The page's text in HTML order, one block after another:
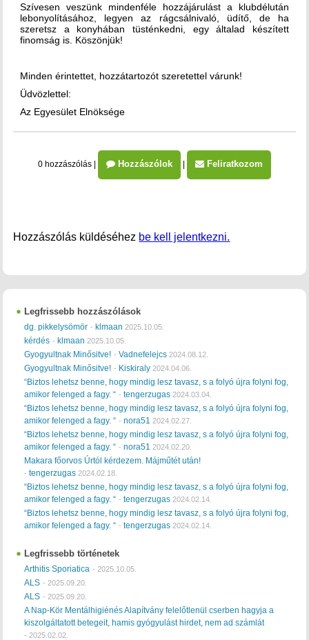
Szívesen veszünk mindenféle hozzájárulást a klubdélután
lebonyolításához, legyen az rágcsálnivaló, üdítő, de ha
szeretsz a konyhában tüsténkedni, egy általad készített
finomság is. Köszönjük!
Minden érintettet, hozzátartozót szeretettel várunk!
Üdvözlettel:
Az Egyesület Elnöksége
0 hozzászólás | Hozzászólok | Feliratkozom
Hozzászólás küldéséhez be kell jelentkezni.
Legfrissebb hozzászólások
dg. pikkelysömör - klmaan 2025.10.05.
kérdés - klmaan 2025.10.05.
Gyogyultnak Minősitve! -Vadnefelejcs 2024.08.12.
Gyogyultnak Minősitve! - Kiskiraly 2024.04.06.
“Biztos lehetsz benne, hogy mindig lesz tavasz, s a folyó újra folyni fog,
amikor felenged a fagy. “ -tengerzugas 2024.03.04.
“Biztos lehetsz benne, hogy mindig lesz tavasz, s a folyó újra folyni fog,
amikor felenged a fagy. “ -nora51 2024.02.27.
“Biztos lehetsz benne, hogy mindig lesz tavasz, s a folyó újra folyni fog,
amikor felenged a fagy. “ -nora51 2024.02.20.
Makara főorvos Úrtól kérdezem. Májműtét után!
-tengerzugas 2024.02.18.
“Biztos lehetsz benne, hogy mindig lesz tavasz, s a folyó újra folyni fog,
amikor felenged a fagy. “ -tengerzugas 2024.02.14.
“Biztos lehetsz benne, hogy mindig lesz tavasz, s a folyó újra folyni fog,
amikor felenged a fagy. “ -tengerzugas 2024.02.14.
Legfrissebb történetek
Arthitis Sporiatica - 2025.10.05.
ALS - 2025.09.20.
ALS - 2025.09.20.
A Nap-Kör Mentálhigiénés Alapítvány felelőtlenül cserben hagyja a
kiszolgáltatott betegeit, hamis gyógyulást hirdet, nem ad számlát
- 2025.02.02.